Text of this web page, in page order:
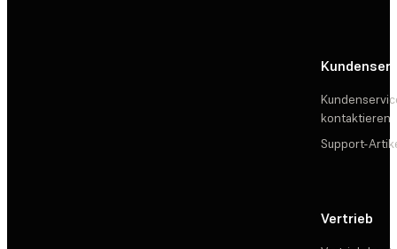
kontaktieren
Support-
Vertrieb